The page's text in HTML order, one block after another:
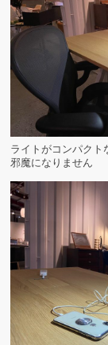
ライトがコンパクト
邪魔になりません